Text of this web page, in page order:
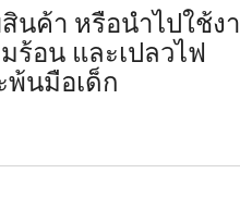
นค้า หรือนำไปใช้ง
ร้อน และเปลวไฟ
พ้นมือเด็ก